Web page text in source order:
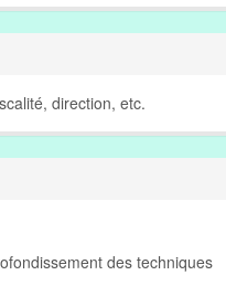
direction, etc.
des techniques